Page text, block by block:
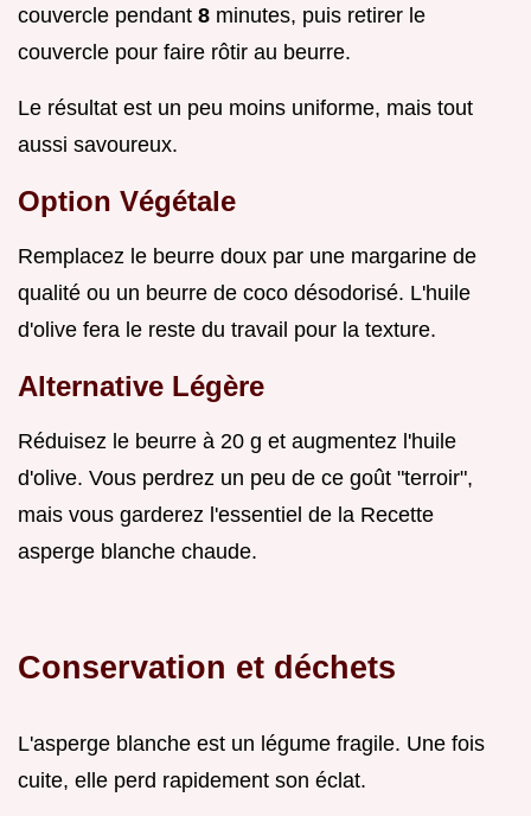
couvercle pendant 8 minutes, puis retirer le
couvercle pour faire rôtir au beurre.
Le résultat est un peu moins uniforme, mais tout
aussi savoureux.
Option Végétale
Remplacez le beurre doux par une margarine de
qualité ou un beurre de coco désodorisé. L'huile
d'olive fera le reste du travail pour la texture.
Alternative Légère
Réduisez le beurre à 20 g et augmentez l'huile
d'olive. Vous perdrez un peu de ce goût "terroir",
mais vous garderez l'essentiel de la Recette
asperge blanche chaude.
Conservation et déchets
L'asperge blanche est un légume fragile. Une fois
cuite, elle perd rapidement son éclat.